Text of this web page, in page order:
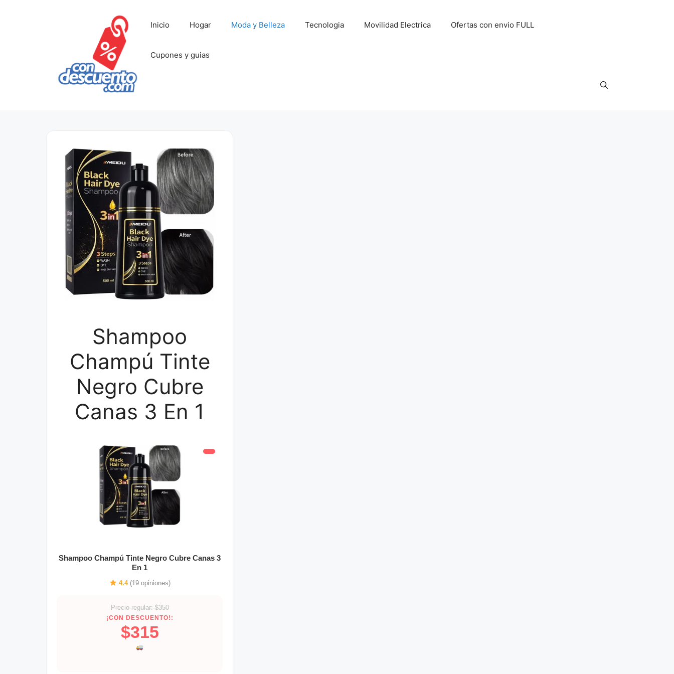
Inicio Hogar Moda y Belleza Tecnologia Movilidad Electrica Ofertas con envio FULL
Cupones y guias
Shampoo
Champú Tinte
Negro Cubre
Canas 3 En 1
Shampoo Champú Tinte Negro Cubre Canas 3
En 1
4.4 (19 opiniones)
Precio regular: $350
¡CON DESCUENTO!:
$315